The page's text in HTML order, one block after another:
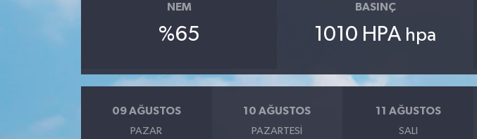
NEM
%65
BASINÇ
1010 HPA hpa
09 AĞUSTOS
PAZAR
10 AĞUSTOS
PAZARTESI
11 AĞUSTOS
SALI